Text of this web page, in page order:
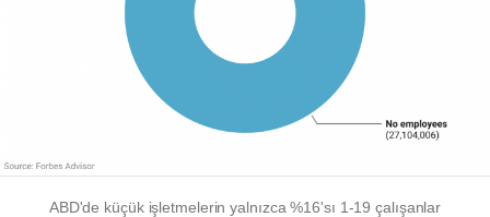
ABD'de küçük işletmelerin yalnızca %16'sı 1-19 çalışanlar